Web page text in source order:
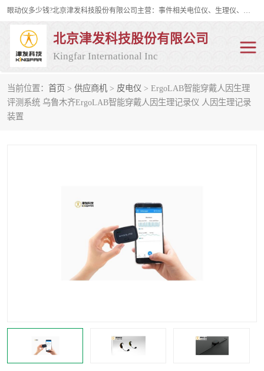
眼动仪多少钱?北京津发科技股份有限公司主营：事件相关电位仪、生理仪、肌电仪、脑电仪、皮电仪、眼动仪；是国家级高新技术企业、科技部认定的科技型中小企业和中关村高新技术企业，具备保密资格，具备自主进出口经营权；自主研发技术、产品与服务荣获多项省部级科学技术奖励、国家发明专利、国家软件著作权和省部级新技术新产品（服务）认证。
北京津发科技股份有限公司
Kingfar International Inc
当前位置： 首页 > 供应商机 > 皮电仪 > ErgoLAB智能穿戴人因生理
评测系统 乌鲁木齐ErgoLAB智能穿戴人因生理记录仪 人因生理记录
装置
皮电仪 脑电仪
人机交互实验室
神经营销与消费行为实验 车俩与驾驶模拟
人机环境同步云平台 人因测评专家系统